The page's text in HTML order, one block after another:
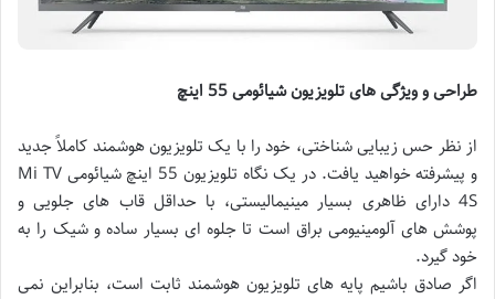
طراحی و ویژگی های تلویزیون شیائومی 55 اینچ
از نظر حس زیبایی شناختی، خود را با یک تلویزیون هوشمند کاملاً جدید
و پیشرفته خواهید یافت. در یک نگاه تلویزیون 55 اینچ شیائومی Mi TV
4S دارای ظاهری بسیار مینیمالیستی، با حداقل قاب های جلویی و
پوشش های آلومینیومی براق است تا جلوه ای بسیار ساده و شیک را به
خود گیرد.
اگر صادق باشیم پایه های تلویزیون هوشمند ثابت است، بنابراین نمی